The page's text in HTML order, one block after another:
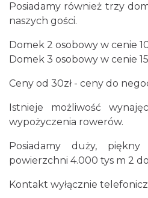
Posiadamy również trzy
naszych gości.
Domek 2 osobowy w cenie
Domek 3 osobowy w cenie
Ceny od 30zł - ceny do
Istnieje możliwość
wypożyczenia rowerów.
Posiadamy duży,
powierzchni 4.000 tys m 2
Kontakt wyłącznie